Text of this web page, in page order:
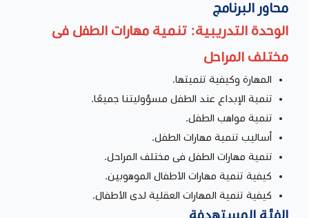
محاور البرنامج
الوحدة التدريبية: تنمية مهارات الطفل فى
مختلف المراحل
المهارة وكيفية تنميتها.
تنمية الإبداع عند الطفل مسؤوليتنا جميعًا.
تنمية مواهب الطفل.
أساليب تنمية مهارات الطفل.
تنمية مهارات الطفل فى مختلف المراحل.
كيفية تنمية مهارات الأطفال الموهوبين.
كيفية تنمية المهارات العقلية لدى الأطفال.
الفئة المستهدفة